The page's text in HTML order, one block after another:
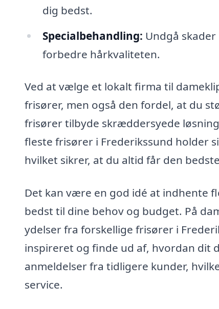
dig bedst.
Specialbehandling: Undgå
forbedre hårkvaliteten.
Ved at vælge et lokalt firma til
frisører, men også den fordel, at du
frisører tilbyde skræddersyede
fleste frisører i Frederikssund holder
hvilket sikrer, at du altid får den
Det kan være en god idé at indhente
bedst til dine behov og budget. På
ydelser fra forskellige frisører i
inspireret og finde ud af, hvordan dit
anmeldelser fra tidligere kunder,
service.